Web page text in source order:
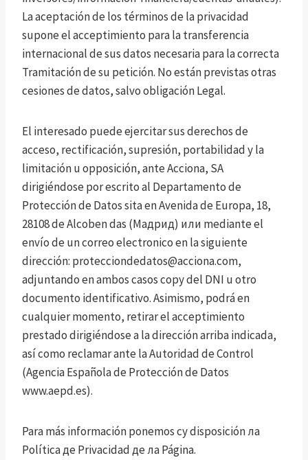
La aceptación de los términos de la privacidad
supone el acceptimiento para la transferencia
internacional de sus datos necesaria para la correcta
Tramitación de su petición. No están previstas otras
cesiones de datos, salvo obligación Legal.
El interesado puede ejercitar sus derechos de
acceso, rectificación, supresión, portabilidad y la
limitación u opposición, ante Acciona, SA
dirigiéndose por escrito al Departamento de
Protección de Datos sita en Avenida de Europa, 18,
28108 de Alcoben das (Мадрид) или mediante el
envío de un correo electronico en la siguiente
dirección: protecciondedatos@acciona.com,
adjuntando en ambos casos copy del DNI u otro
documento identificativo. Asimismo, podrá en
cualquier momento, retirar el acceptimiento
prestado dirigiéndose a la dirección arriba indicada,
así como reclamar ante la Autoridad de Control
(Agencia Española de Protección de Datos
www.aepd.es).
Para más información ponemos су disposición ла
Política де Privacidad де ла Página.